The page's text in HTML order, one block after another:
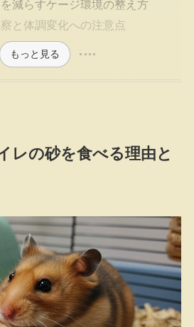
減らすケージ環境の整え方
と体調変化への注意点
もっと見る
レの砂を食べる理由と